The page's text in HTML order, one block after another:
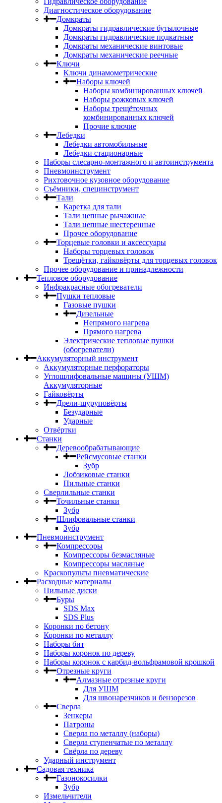
Диагностическое оборудование
Домкраты
Домкраты гидравлические бутылочные
Домкраты гидравлические подкатные
Домкраты механические винтовые
Домкраты механические реечные
Ключи
Ключи динамометрические
Наборы ключей
Наборы комбинированных ключей
Наборы рожковых ключей
Наборы трещёточных
комбинированных ключей
Прочие ключие
Лебедки
Лебедки автомобильные
Лебедки стационарные
Наборы слесарно-монтажного и автоинструмента
Пневмоинструмент
Рихтовочное кузовное оборудование
Съёмники, специнструмент
Тали
Каретка для тали
Тали цепные рычажные
Тали цепные шестеренные
Прочее оборудование
Торцевые головки и аксессуары
Наборы торцевых головок
Трещётки, гайковёрты для торцевых головок
Прочее оборудование и принадлежности
Тепловое оборудование
Инфракрасные обогреватели
Пушки тепловые
Газовые пушки
Дизельные
Непрямого нагрева
Прямого нагрева
Электрические тепловые пушки
(обогреватели)
Аккумуляторный инструмент
Аккумуляторные перфораторы
Углошлифовальные машины (УШМ)
Аккумуляторные
Гайковёрты
Дрели-шуруповёрты
Безударные
Ударные
Отвёртки
Станки
Деревообрабатывающие
Рейсмусовые станки
Зубр
Лобзиковые станки
Пильные станки
Сверлильные станки
Точильные станки
Зубр
Шлифовальные станки
Зубр
Пневмоинструмент
Компрессоры
Компрессоры безмасляные
Компрессоры масляные
Краскопульты пневматические
Расходные материалы
Пильные диски
Буры
SDS Max
SDS Plus
Коронки по бетону
Коронки по металлу
Наборы бит
Наборы коронок по дереву
Наборы коронок с карбид-вольфрамовой крошкой
Отрезные круги
Алмазные отрезные круги
Для УШМ
Для швонарезчиков и бензорезов
Сверла
Зенкеры
Патроны
Сверла по металлу (наборы)
Сверла ступенчатые по металлу
Свёрла по дереву
Ударный инструмент
Садовая техника
Газонокосилки
Зубр
Измельчители